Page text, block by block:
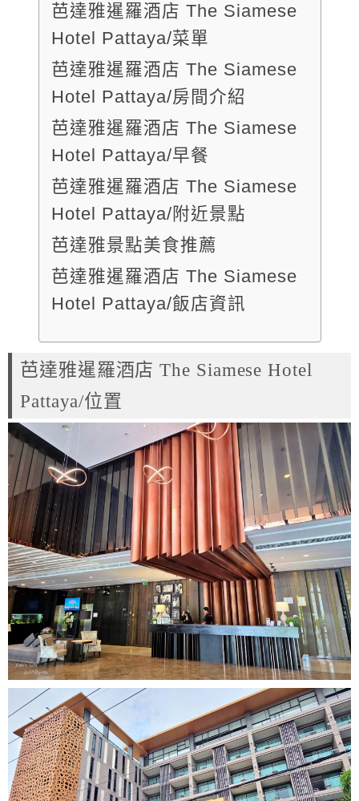
芭達雅暹羅酒店 The Siamese
Hotel Pattaya/菜單
芭達雅暹羅酒店 The Siamese
Hotel Pattaya/房間介紹
芭達雅暹羅酒店 The Siamese
Hotel Pattaya/早餐
芭達雅暹羅酒店 The Siamese
Hotel Pattaya/附近景點
芭達雅景點美食推薦
芭達雅暹羅酒店 The Siamese
Hotel Pattaya/飯店資訊
芭達雅暹羅酒店 The Siamese Hotel
Pattaya/位置